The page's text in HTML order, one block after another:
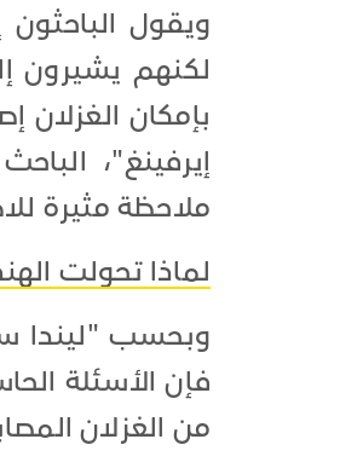
ويقول
لكنهم يشيرون
بإمكان الغزلان
إيرفينغ"،
ملاحظة مثيرة
لماذا تحولت
وبحسب "ليندا
فإن الأسئلة
من الغزلان